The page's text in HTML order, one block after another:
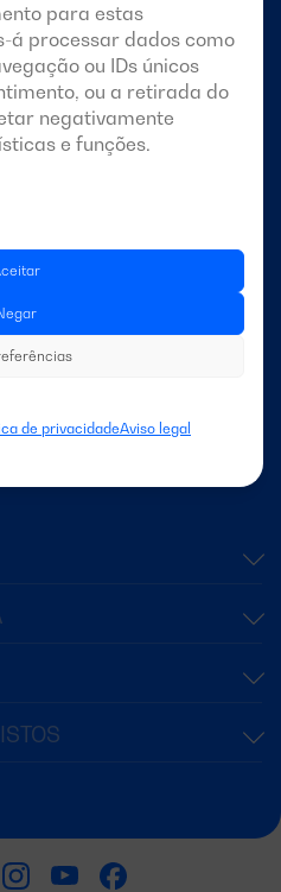
para estas
á processar dados como
ou IDs únicos
ou a retirada do
negativamente
e funções.
de privacidadeAviso legal